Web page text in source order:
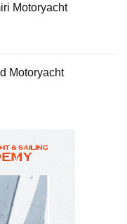
Motoryacht
Motoryacht